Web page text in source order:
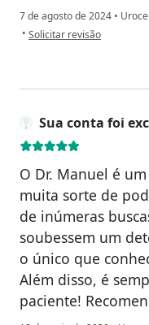
7 de agosto de 2024 •
• na opinião do utilizador
Solicitar revisão
Sua conta foi
O Dr. Manuel é
muita sorte de
de inúmeras
soubessem um
o único que
Além disso, é
paciente!